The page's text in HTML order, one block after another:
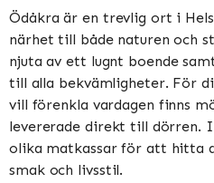
Ödåkra är en trevlig ort i
närhet till både naturen och
njuta av ett lugnt boende
till alla bekvämligheter. För
vill förenkla vardagen finns
levererade direkt till dörren. I
olika matkassar för att hitta
smak och livsstil.